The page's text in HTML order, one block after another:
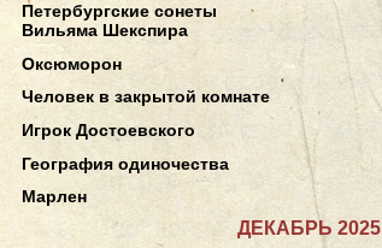
Петербургские сонеты
Вильяма Шекспира
Оксюморон
Человек в закрытой комнате
Игрок Достоевского
География одиночества
Марлен
ДЕКАБРЬ 2025